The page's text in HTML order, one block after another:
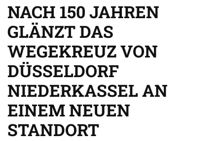
NACH 150 JAHREN
GLÄNZT DAS
WEGEKREUZ VON
DÜSSELDORF
NIEDERKASSEL AN
EINEM NEUEN
STANDORT